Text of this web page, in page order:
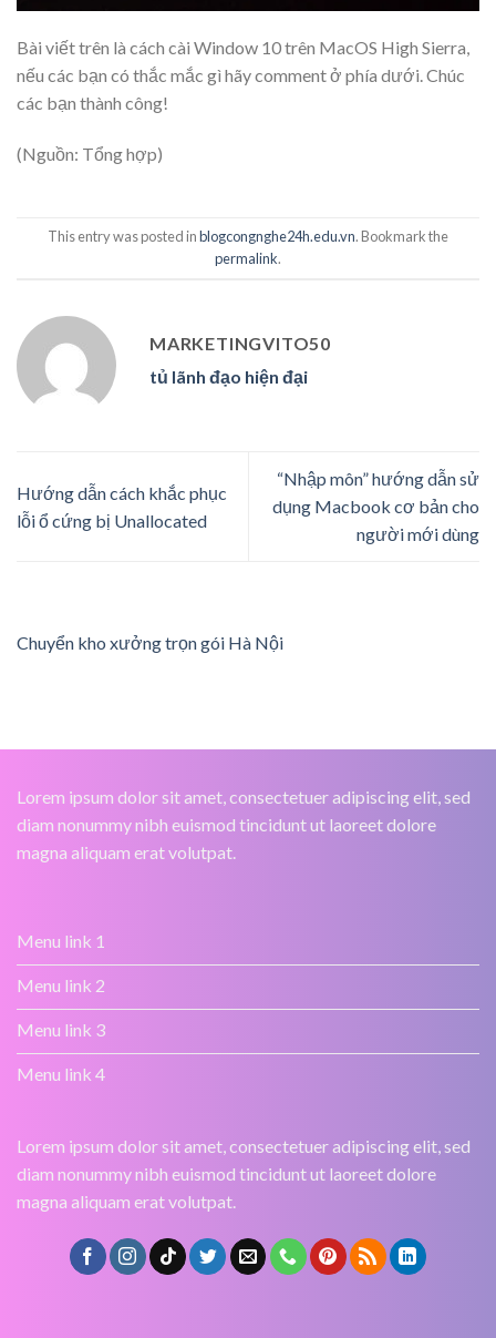
Bài viết trên là cách cài Window 10 trên MacOS High Sierra,
nếu các bạn có thắc mắc gì hãy comment ở phía dưới. Chúc
các bạn thành công!
(Nguồn: Tổng hợp)
This entry was posted inblogcongnghe24h.edu.vn. Bookmark the
permalink.
MARKETINGVITO50
tủ lãnh đạo hiện đại
Hướng dẫn cách khắc phục
lỗi ổ cứng bị Unallocated
“Nhập môn” hướng dẫn sử
dụng Macbook cơ bản cho
người mới dùng
Chuyển kho xưởng trọn gói Hà Nội
Lorem ipsum dolor sit amet, consectetuer adipiscing elit, sed
diam nonummy nibh euismod tincidunt ut laoreet dolore
magna aliquam erat volutpat.
Menu link 1
Menu link 2
Menu link 3
Menu link 4
Lorem ipsum dolor sit amet, consectetuer adipiscing elit, sed
diam nonummy nibh euismod tincidunt ut laoreet dolore
magna aliquam erat volutpat.